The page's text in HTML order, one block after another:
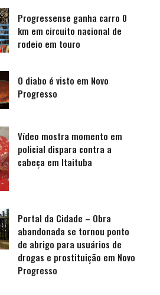
Progressense ganha carro 0
km em circuito nacional de
rodeio em touro
O diabo é visto em Novo
Progresso
Vídeo mostra momento em
policial dispara contra a
cabeça em Itaituba
Portal da Cidade – Obra
abandonada se tornou ponto
de abrigo para usuários de
drogas e prostituição em Novo
Progresso